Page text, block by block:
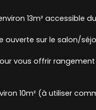
13m² accessible
ouverte sur le salon/
vous offrir
10m² (à utiliser